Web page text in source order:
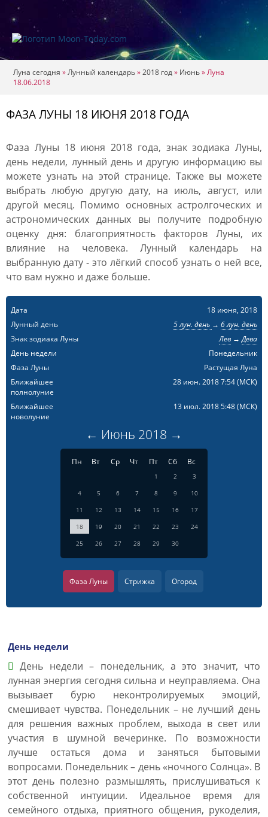
Луна сегодня »Лунный календарь»2018 год» Июнь»Луна
18.06.2018
ФАЗА ЛУНЫ 18 ИЮНЯ 2018 ГОДА
Фаза Луны 18 июня 2018 года, знак зодиака Луны,
день недели, лунный день и другую информацию вы
можете узнать на этой странице. Также вы можете
выбрать любую другую дату, на июль, август, или
другой месяц. Помимо основных астролгоческих и
астрономических данных вы получите подробную
оценку дня: благоприятность факторов Луны, их
влияние на человека. Лунный календарь на
выбранную дату - это лёгкий способ узнать о ней все,
что вам нужно и даже больше.
Дата
18 июня, 2018
Лунный день
5 лун. день → 6 лун. день
Знак зодиака Луны
Лев→Дева
День недели
Понедельник
Фаза Луны
Растущая Луна
Ближайшее
полнолуние
28 июн. 2018 7:54(МСК)
Ближайшее
новолуние
13 июл. 2018 5:48(МСК)
← Июнь 2018 →
Пн Вт Ср Чт Пт Сб Вс
1 2
3
4
5 6 7 8 9
10
11
12 13 14 15 16
17
18
19 20 21 22 23
24
25
26 27 28 29 30
Фаза Луны Стрижка Огород
День недели
День недели – понедельник, а это значит, что
лунная энергия сегодня сильна и неуправляема. Она
вызывает бурю неконтролируемых эмоций,
смешивает чувства. Понедельник – не лучший день
для решения важных проблем, выхода в свет или
участия в шумной вечеринке. По возможности
лучше остаться дома и заняться бытовыми
вопросами. Понедельник – день «ночного Солнца». В
этот день полезно размышлять, прислушиваться к
собственной интуиции. Идеальное время для
семейного отдыха, приятного общения, рукоделия,